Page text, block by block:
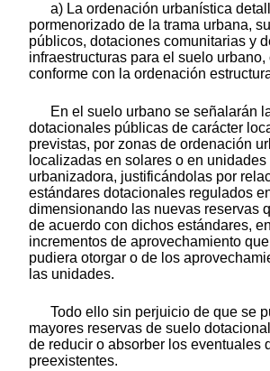
a) La ordenación urbanística
pormenorizado de la trama urbana,
públicos, dotaciones comunitarias y
infraestructuras para el suelo
conforme con la ordenación
En el suelo urbano se señalarán
dotacionales públicas de carácter
previstas, por zonas de ordenación
localizadas en solares o en
urbanizadora, justificándolas por
estándares dotacionales regulados
dimensionando las nuevas reservas
de acuerdo con dichos estándares,
incrementos de aprovechamiento
pudiera otorgar o de los
las unidades.
Todo ello sin perjuicio de que se
mayores reservas de suelo
de reducir o absorber los eventuales
preexistentes.